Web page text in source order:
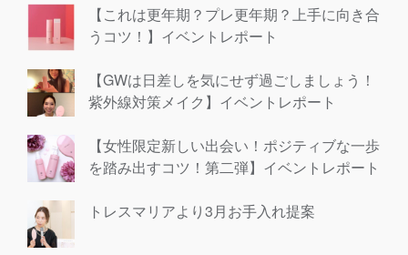
【これは更年期？プレ更年期？上手に向き合
うコツ！】イベントレポート
【GWは日差しを気にせず過ごしましょう！
紫外線対策メイク】イベントレポート
【女性限定新しい出会い！ポジティブな一歩
を踏み出すコツ！第二弾】イベントレポート
トレスマリアより3月お手入れ提案